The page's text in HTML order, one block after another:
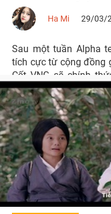
Ha Mi 29/03/
Sau một tuần Alpha
tích cực từ cộng đồng
Cốt VNG sẽ chính
29/03.